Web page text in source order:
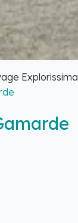
Explorissima